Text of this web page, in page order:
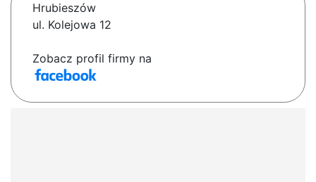
Hrubieszów
ul. Kolejowa 12
Zobacz profil firmy na